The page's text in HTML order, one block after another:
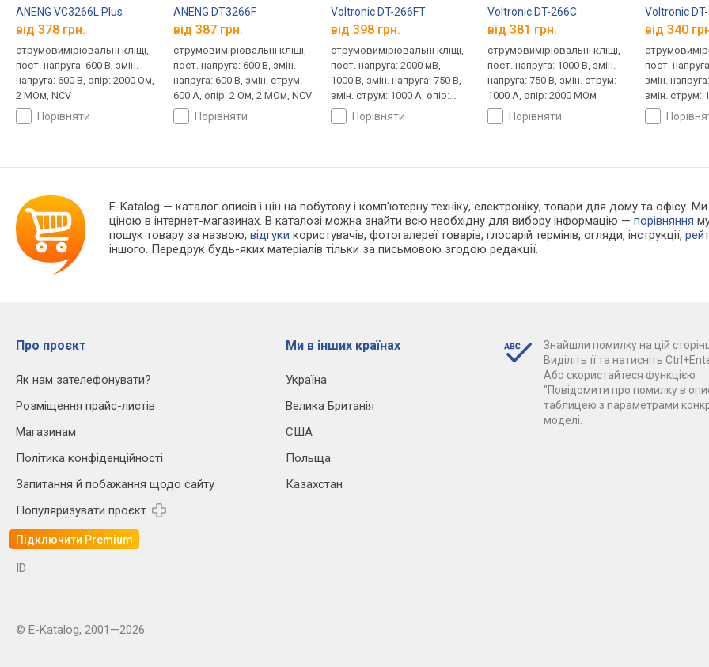
ANENG VC3266L Plus
від 378 грн.
струмовимірювальні кліщі,
пост. напруга: 600 В, змін.
напруга: 600 В, опір: 2000 Ом,
2 МОм, NCV
порівняти
ANENG DT3266F
від 387 грн.
струмовимірювальні кліщі,
пост. напруга: 600 В, змін.
напруга: 600 В, змін. струм:
600 А, опір: 2 Ом, 2 МОм, NCV
порівняти
Voltronic DT-266FT
від 398 грн.
струмовимірювальні кліщі,
пост. напруга: 2000 мВ,
1000 В, змін. напруга: 750 В,
змін. струм: 1000 А, опір:
200 Ом, 2 МОм
порівняти
Voltronic DT-266C
від 381 грн.
струмовимірювальні кліщі,
пост. напруга: 1000 В, змін.
напруга: 750 В, змін. струм:
1000 А, опір: 2000 МОм
порівняти
Voltronic
від 340
пост.
змін.
змін. струм:
2000 Ом, 0.2
E-Katalog — каталог описів і цін на побутову і комп'ютерну техніку, електроніку, товари для дому та
ціною в інтернет-магазинах. В каталозі можна знайти всю необхідну для вибору інформацію —порівняння
пошук товару за назвою,відгуки користувачів, фотогалереї товарів, глосарій термінів, огляди, інструкції,
іншого. Передрук будь-яких матеріалів тільки за письмовою згодою редакції.
Про проєкт
Як нам зателефонувати?
Розміщення прайс-листів
Магазинам
Політика конфіденційності
Запитання й побажання щодо сайту
Популяризувати проєкт
Підключити Premium
Ми в інших країнах
Україна
Велика Британія
США
Польща
Казахстан
Знайшли помилку на цій
Виділіть її та натисніть
Або скористайтеся функцією
"Повідомити про помилку в
таблицею з параметрами
моделі.
ID
© E-Katalog, 2001—2026